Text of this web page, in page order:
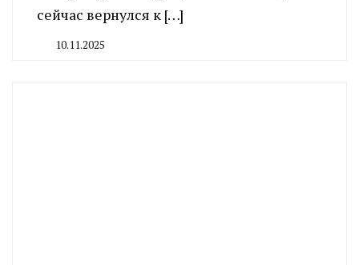
сейчас вернулся к […]
10.11.2025